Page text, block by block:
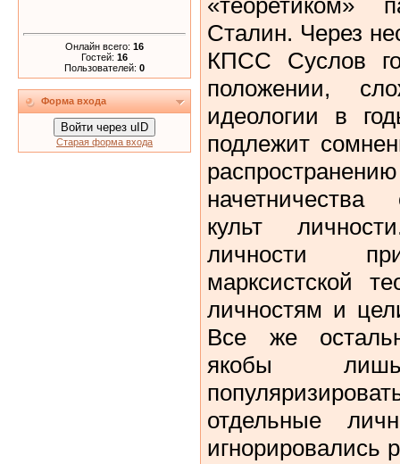
Онлайн всего: 16
Гостей: 16
Пользователей: 0
Форма входа
Войти через uID
Старая форма входа
Сталин. Через
КПСС Суслов
положении,
идеологии в
подлежит
начетничества
культ
личности
марксистской
личностям и
Все же
якобы
отдельные
игнорировались